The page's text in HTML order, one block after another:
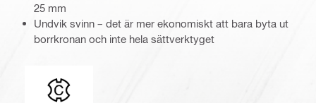
25 mm
Undvik svinn – det är mer ekonomiskt att bara byta ut
borrkronan och inte hela sättverktyget
Fäste